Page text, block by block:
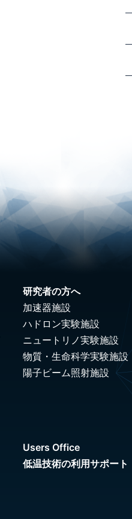
研究者の方へ
加速器施設
ハドロン実験施設
ニュートリノ実験施設
物質・生命科学実験施設
陽子ビーム照射施設
Users Office
低温技術の利用サポート